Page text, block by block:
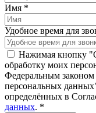
Имя *
Удобное время для
Нажимая кнопку
обработку моих
Федеральным
персональных
определённых в
данных. *